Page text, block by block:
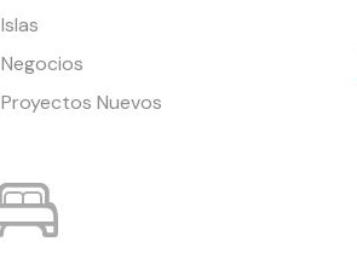
Islas
Negocios
Proyectos Nuevos